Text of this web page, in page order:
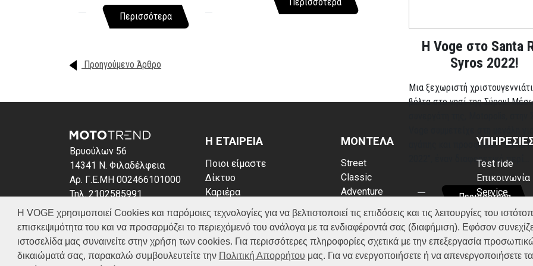
Η VOGE χρησιμοποιεί Cookies και παρόμοιες τεχνολογίες για να βελτιστοποιεί τις επιδόσεις και τις λειτουργίες του
επισκεψιμότητα του και να προσαρμόζει το περιεχόμενό του ανάλογα με τα ενδιαφέροντά σας (διαφήμιση). Εφόσον
ιστοσελίδα μας συναινείτε στην χρήση των cookies. Για περισσότερες πληροφορίες σχετικά με την επεξεργασία
δικαιώματά σας, παρακαλώ συμβουλευτείτε την Πολιτική Απορρήτου μας. Για να ενεργοποιήσετε ή να απενεργοποιήσετε
Περισσότερα
Η Voge στο Santa
Syros 2022!
Μια ξεχωριστή
βόλτα στο νησί της Σύρου!
αγάπης και προσφοράς “Santa
2022”, έναν διαφορετικό περί...
Περισσότερα
Προηγούμενο Άρθρο
Βρυούλων 56
14341 Ν. Φιλαδέλφεια
Αρ. Γ.Ε.ΜΗ 002466101000
Τηλ. 2102585991
E-mail: info@voge.gr
Η ΕΤΑΙΡΕΙΑ
Ποιοι είμαστε
Δίκτυο
Καριέρα
Πολιτική απορρήτου
Πολιτική Cookies
ΜΟΝΤΕΛΑ
Street
Classic
Adventure
ATV (Loncin)
Test ride
Επικοινωνία
Service
Κατάλογος
FAQ